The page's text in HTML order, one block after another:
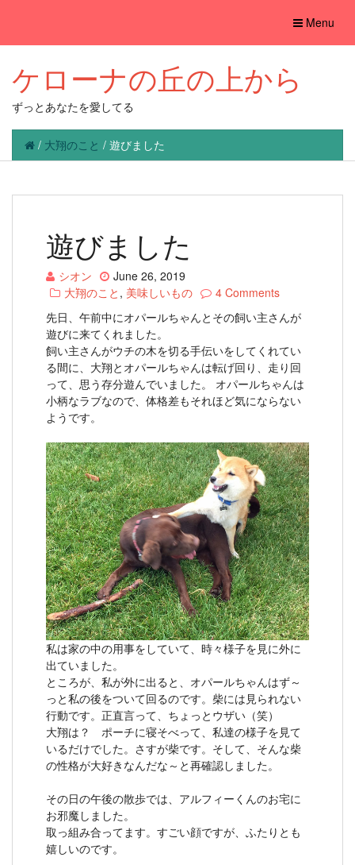
Toggle
Menu
ケローナの丘の上から
ずっとあなたを愛してる
/ 大翔のこと / 遊びました
遊びました
シオン
June 26, 2019
大翔のこと , 美味しいもの
4 Comments
先日、午前中にオパールちゃんとその飼い主さんが
遊びに来てくれました。
飼い主さんがウチの木を切る手伝いをしてくれてい
る間に、大翔とオパールちゃんは転げ回り、走り回
って、思う存分遊んでいました。 オパールちゃんは
小柄なラブなので、体格差もそれほど気にならない
ようです。
私は家の中の用事をしていて、時々様子を見に外に
出ていました。
ところが、私が外に出ると、オパールちゃんはず～
っと私の後をついて回るのです。柴には見られない
行動です。正直言って、ちょっとウザい（笑）
大翔は？ ポーチに寝そべって、私達の様子を見て
いるだけでした。さすが柴です。そして、そんな柴
の性格が大好きなんだな～と再確認しました。
その日の午後の散歩では、アルフィーくんのお宅に
お邪魔しました。
取っ組み合ってます。すごい顔ですが、ふたりとも
嬉しいのです。